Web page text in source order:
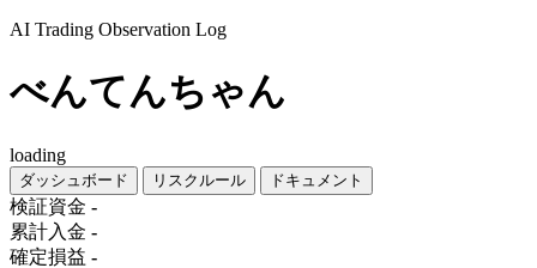
AI Trading Observation Log
べんてんちゃん
loading
ダッシュボード リスクルール ドキュメント
検証資金 -
累計入金 -
確定損益 -